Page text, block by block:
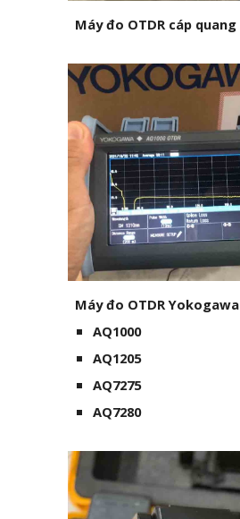
Máy đo OTDR cáp quang
Máy đo OTDR Yokogawa
AQ1000
AQ1205
AQ7275
AQ7280